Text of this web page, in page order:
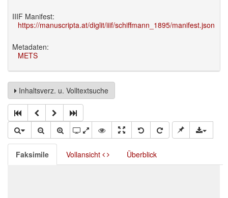
IIIF Manifest:
https://manuscripta.at/diglit/iiif/schiffmann_1895/manifest.json
Metadaten:
METS
Inhaltsverz. u. Volltextsuche
Faksimile Vollansicht Überblick